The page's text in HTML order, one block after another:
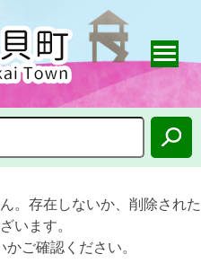
。存在しないか、削除された
います。
ご確認ください。